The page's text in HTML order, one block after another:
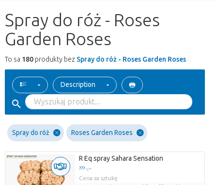
Spray do róż - Roses
Garden Roses
To sa 180 produkty bez Spray do róż - Roses Garden Roses
Description
Spray do róż Roses Garden Roses
R Eq spray Sahara Sensation
??? -,--
Cena za sztukę